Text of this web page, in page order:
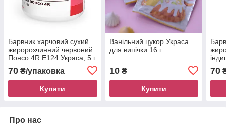
Барвник харчовий сухий
жиророзчинний червоний
Понсо 4R E124 Украса, 5 г
70 ₴/упаковка
Купити
Ванільний цукор Украса
для випічки 16 г
10₴
Купити
70
Про нас